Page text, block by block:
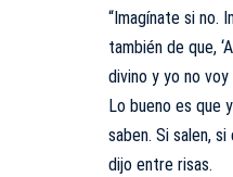
“Imagínate si no.
también de que,
divino y yo no voy
Lo bueno es que
saben. Si salen, si
dijo entre risas.